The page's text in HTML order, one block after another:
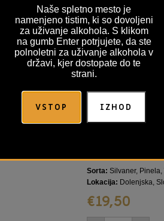
Naše spletno mesto je
namenjeno tistim, ki so dovoljeni
za uživanje alkohola. S klikom
na gumb Enter potrjujete, da ste
polnoletni za uživanje alkohola v
državi, kjer dostopate do te
strani.
VSTOP IZHOD
Echo Belo
Sorta: Silvaner,
Lokacija: Dolenjska,
€19,50